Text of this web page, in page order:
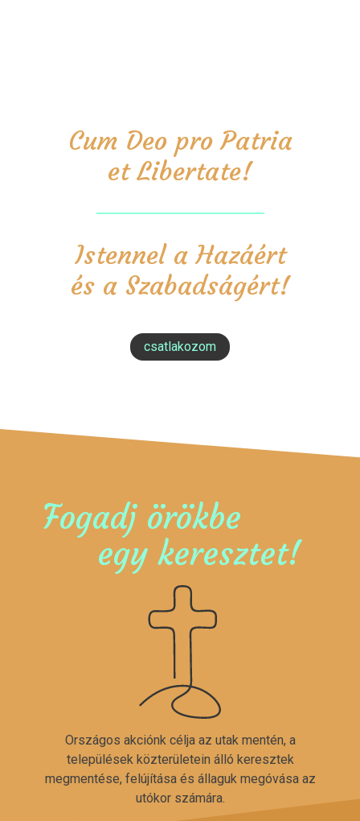
Cum Deo pro Patria
et Libertate!
Istennel a Hazáért
és a Szabadságért!
csatlakozom
Fogadj örökbe
egy keresztet!
Országos akciónk célja az utak mentén, a
települések közterületein álló keresztek
megmentése, felújítása és állaguk megóvása az
utókor számára.